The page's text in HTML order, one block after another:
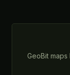
GeoBit